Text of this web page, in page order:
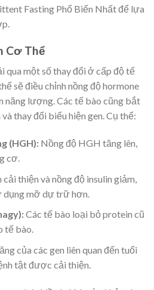
Fasting Phổ Biến Nhất để lựa
Cơ Thể
qua một số thay đổi ở cấp độ tế
sẽ điều chỉnh nồng độ hormone
năng lượng. Các tế bào cũng bắt
thay đổi biểu hiện gen. Cụ thể:
(HGH):Nồng độ HGH tăng lên,
cơ.
thiện và nồng độ insulin giảm,
dụng mỡ dự trữ hơn.
Các tế bào loại bỏ protein cũ
tế bào.
của các gen liên quan đến tuổi
tật được cải thiện.